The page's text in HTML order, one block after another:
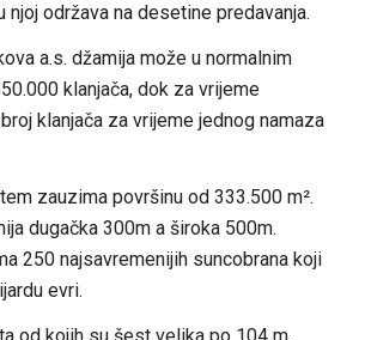
njoj održava na desetine predavanja.
a.s. džamija može u normalnim
klanjača, dok za vrijeme
klanjača za vrijeme jednog namaza
zauzima površinu od 333.500 m².
dugačka 300m a široka 500m.
250 najsavremenijih suncobrana koji
evri.
od kojih su šest velika po 104 m.